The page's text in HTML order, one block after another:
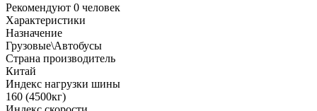
Рекомендуют 0 человек
Характеристики
Назначение
Грузовые\Автобусы
Страна производитель
Китай
Индекс нагрузки шины
160 (4500кг)